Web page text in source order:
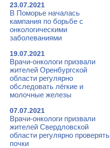
23.07.2021
В Поморье началась
кампания по борьбе с
онкологическими
заболеваниями
19.07.2021
Врачи-онкологи призвали
жителей Оренбургской
области регулярно
обследовать лёгкие и
молочные железы
07.07.2021
Врачи-онкологи призвали
жителей Свердловской
области регулярно проверять
почки